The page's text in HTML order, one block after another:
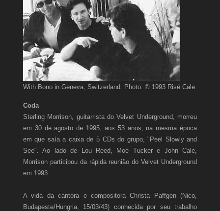
With Bono in Geneva, Switzerland. Photo: © 1993 Risé Cale
Coda
Sterling Morrison, guitarrista do Velvet Underground, morreu
em 30 de agosto de 1995, aos 53 anos, na mesma época
em que saía a caixa de 5 CDs do grupo, "Peel Slowly and
See". Ao lado de Lou Reed, Moe Tucker e John Cale,
Morrison participou da rápida reunião do Velvet Underground
em 1993.
A vida da cantora e compositora Christa Paffgen (Nico,
Budapeste/Hungria, 15/03/43) conhecida por seu trabalho